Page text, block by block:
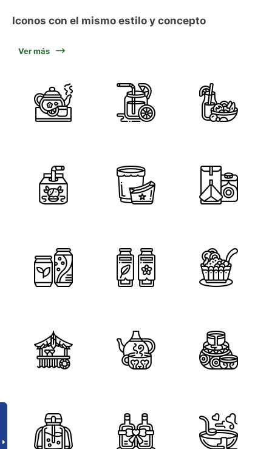
Iconos con el mismo estilo y concepto
Ver más